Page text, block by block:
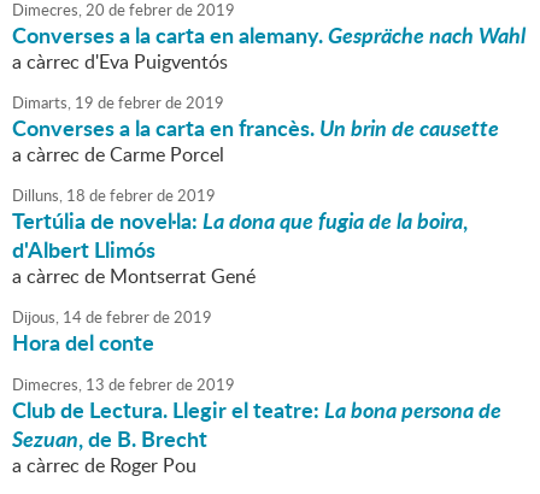
Dimecres,20 defebrerde2019
Converses a la carta en alemany.Gespräche nach Wahl
a càrrec d'Eva Puigventós
Dimarts, 19 defebrerde2019
Converses a la carta en francès.Un brin de causette
a càrrec de Carme Porcel
Dilluns, 18 defebrerde2019
Tertúlia de novel·la:La dona que fugia de la boira,
d'Albert Llimós
a càrrec de Montserrat Gené
Dijous, 14defebrerde2019
Hora del conte
Dimecres, 13 defebrerde2019
Club de Lectura. Llegir el teatre:La bona persona de
Sezuan, de B. Brecht
a càrrec de Roger Pou